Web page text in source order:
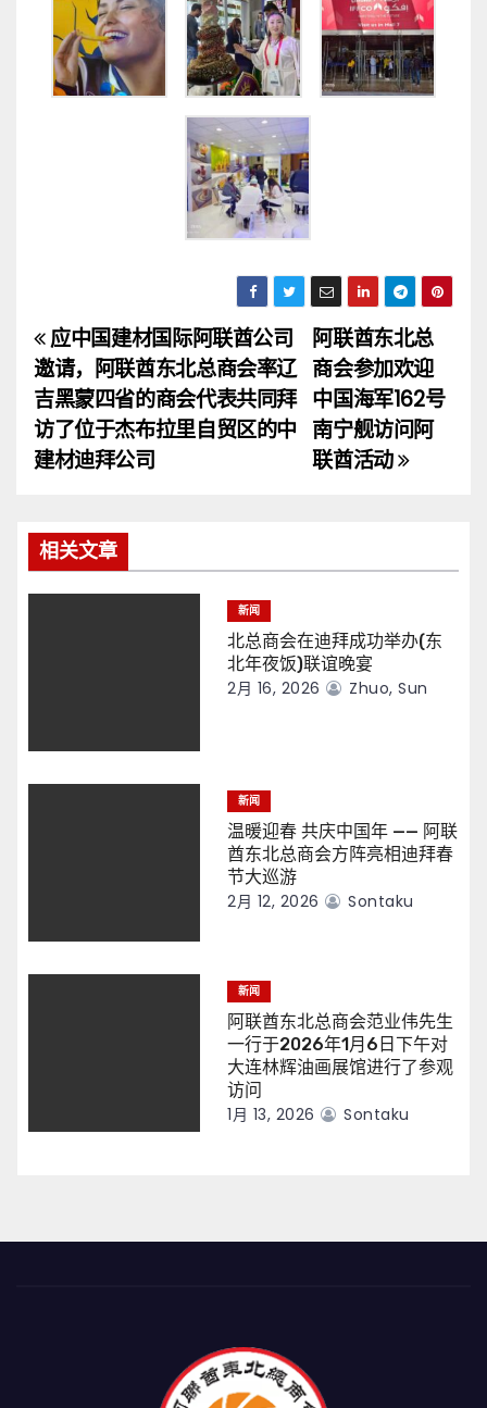
文
章
导
阿联酋东北总
商会参加欢迎
中国海军162号
南宁舰访问阿
联酋活动
应中国建材国际阿联酋公司
邀请，阿联酋东北总商会率辽
吉黑蒙四省的商会代表共同拜
访了位于杰布拉里自贸区的中
建材迪拜公司
相关文章
新闻
北总商会在迪拜成功举办(东
北年夜饭)联谊晚宴
2月 16, 2026 Zhuo, Sun
新闻
温暖迎春 共庆中国年 —— 阿联
酋东北总商会方阵亮相迪拜春
节大巡游
2月 12, 2026 Sontaku
新闻
阿联酋东北总商会范业伟先生
一行于2026年1月6日下午对
大连林辉油画展馆进行了参观
访问
1月 13, 2026 Sontaku